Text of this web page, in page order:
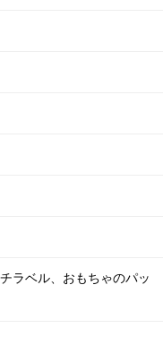
ラベル、おもちゃのパッ